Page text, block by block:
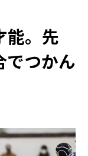
能。先
でつかん